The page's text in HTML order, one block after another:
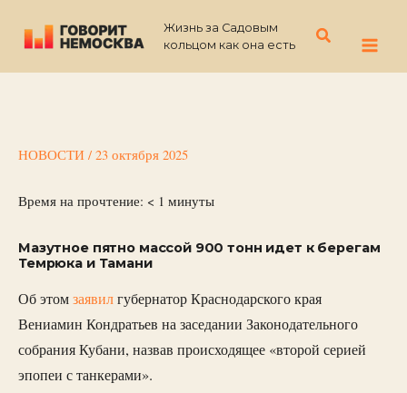
содержимому
Жизнь за Садовым
кольцом как она есть
Поиск
НОВОСТИ / 23 октября 2025
Время на прочтение: < 1 минуты
Мазутное пятно массой 900 тонн идет к берегам
Темрюка и Тамани
Об этомзаявилгубернатор Краснодарского края
Вениамин Кондратьев на заседании Законодательного
собрания Кубани, назвав происходящее «второй серией
эпопеи с танкерами».